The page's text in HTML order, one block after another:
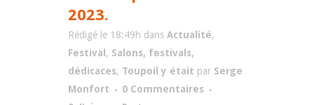
2023.
Rédigé le 18:49h dans Actualité,
Festival , Salons, festivals,
dédicaces, Toupoil y était par Serge
Monfort
0 Commentaires